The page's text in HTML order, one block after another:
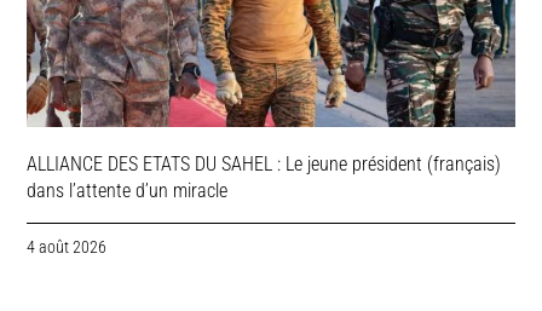
ALLIANCE DES ETATS DU SAHEL : Le jeune président (français)
dans l’attente d’un miracle
4 août 2026